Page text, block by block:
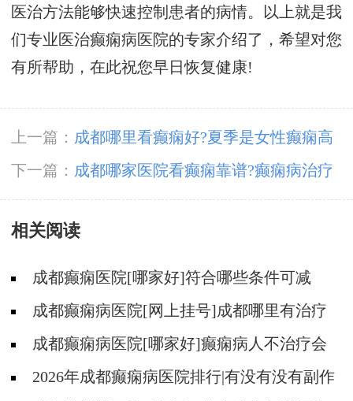
医治方法能够快速控制患者的病情。以上就是我
们专业医治癫痫病医院的专家介绍了，希望对您
有所帮助，在此祝您早日恢复健康!
上一篇： 成都哪里看癫痫好?夏季是女性癫痫高
发期的原因是什么?
下一篇： ​成都哪家医院看癫痫靠谱?癫痫病治疗
需要调整怎样心态?
相关阅读
成都癫痫医院[哪家好]符合哪些条件可减
药、停药?
成都癫痫病医院[网上挂号]成都哪里有治疗
癫痫的中医?
成都癫痫病医院[哪家好]癫痫病人不治疗会
怎样?2026年成都癫痫病医院排行|有没有没有副作